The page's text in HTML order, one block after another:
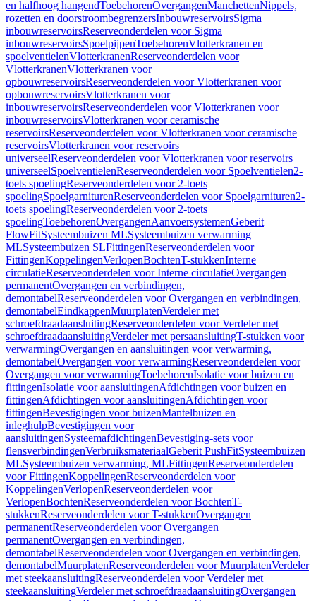
en halfhoog hangendToebehorenOvergangenManchettenNippels,
rozetten en doorstroombegrenzersInbouwreservoirsSigma
inbouwreservoirsReserveonderdelen voor Sigma
inbouwreservoirsSpoelpijpenToebehorenVlotterkranen en
spoelventielenVlotterkranenReserveonderdelen voor
VlotterkranenVlotterkranen voor
opbouwreservoirsReserveonderdelen voor Vlotterkranen voor
opbouwreservoirsVlotterkranen voor
inbouwreservoirsReserveonderdelen voor Vlotterkranen voor
inbouwreservoirsVlotterkranen voor ceramische
reservoirsReserveonderdelen voor Vlotterkranen voor ceramische
reservoirsVlotterkranen voor reservoirs
universeelReserveonderdelen voor Vlotterkranen voor reservoirs
universeelSpoelventielenReserveonderdelen voor Spoelventielen2-
toets spoelingReserveonderdelen voor 2-toets
spoelingSpoelgarniturenReserveonderdelen voor Spoelgarnituren2-
toets spoelingReserveonderdelen voor 2-toets
spoelingToebehorenOvergangenAanvoersystemenGeberit
FlowFitSysteembuizen MLSysteembuizen verwarming
MLSysteembuizen SLFittingenReserveonderdelen voor
FittingenKoppelingenVerlopenBochtenT-stukkenInterne
circulatieReserveonderdelen voor Interne circulatieOvergangen
permanentOvergangen en verbindingen,
demontabelReserveonderdelen voor Overgangen en verbindingen,
demontabelEindkappenMuurplatenVerdeler met
schroefdraadaansluitingReserveonderdelen voor Verdeler met
schroefdraadaansluitingVerdeler met persaansluitingT-stukken voor
verwarmingOvergangen en aansluitingen voor verwarming,
demontabelOvergangen voor verwarmingReserveonderdelen voor
Overgangen voor verwarmingToebehorenIsolatie voor buizen en
fittingenIsolatie voor aansluitingenAfdichtingen voor buizen en
fittingenAfdichtingen voor aansluitingenAfdichtingen voor
fittingenBevestigingen voor buizenMantelbuizen en
inleghulpBevestigingen voor
aansluitingenSysteemafdichtingenBevestiging-sets voor
flensverbindingenVerbruiksmateriaalGeberit PushFitSysteembuizen
MLSysteembuizen verwarming, MLFittingenReserveonderdelen
voor FittingenKoppelingenReserveonderdelen voor
KoppelingenVerlopenReserveonderdelen voor
VerlopenBochtenReserveonderdelen voor BochtenT-
stukkenReserveonderdelen voor T-stukkenOvergangen
permanentReserveonderdelen voor Overgangen
permanentOvergangen en verbindingen,
demontabelReserveonderdelen voor Overgangen en verbindingen,
demontabelMuurplatenReserveonderdelen voor MuurplatenVerdeler
met steekaansluitingReserveonderdelen voor Verdeler met
steekaansluitingVerdeler met schroefdraadaansluitingOvergangen